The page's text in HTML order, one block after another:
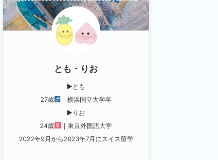
とも・りお
▶︎とも
27歳
｜横浜国立大学卒
▶︎りお
24歳
｜東京外国語大学
2022年9月から2023年7月にスイス留学